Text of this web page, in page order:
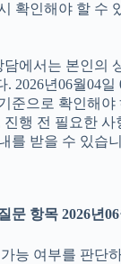
확인해야 할 수
에서는 본인의
2026년06월04일
준으로 확인해야
행 전 필요한
를 받을 수 있습
문 항목 2026년
능 여부를 판단